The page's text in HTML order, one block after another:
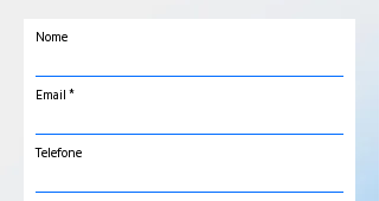
Nome
Email
Telefone